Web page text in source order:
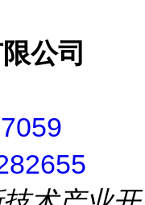
公司